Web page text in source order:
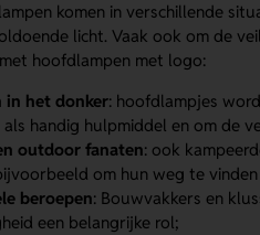
komen in verschillende
licht. Vaak ook om de
hoofdlampen met logo:
het donker: hoofdlampjes
als handig hulpmiddel en om de
outdoor fanaten: ook
om hun weg te
beroepen: Bouwvakkers en
een belangrijke rol;